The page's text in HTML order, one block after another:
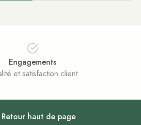
Engagements
et satisfaction client
Retour haut de page